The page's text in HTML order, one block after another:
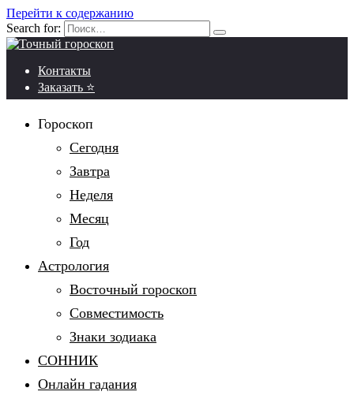
Перейти к содержанию
Search for:
Контакты
Заказать ⭐
Гороскоп
Сегодня
Завтра
Неделя
Месяц
Год
Астрология
Восточный гороскоп
Совместимость
Знаки зодиака
СОННИК
Онлайн гадания